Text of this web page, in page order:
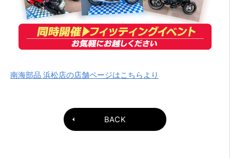
南海部品 浜松店の店舗ページはこちらより
BACK